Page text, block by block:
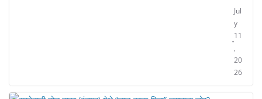
Jul
y
11
,
20
26